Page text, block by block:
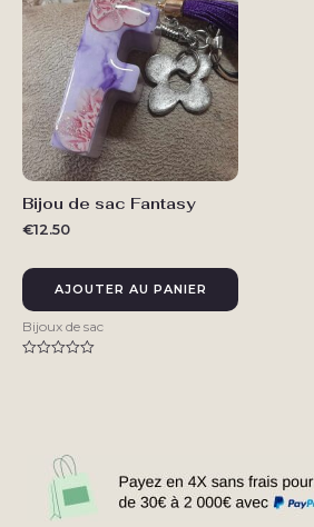
Bijou de sac Fantasy
€12.50
AJOUTER AU PANIER
Bijoux de sac